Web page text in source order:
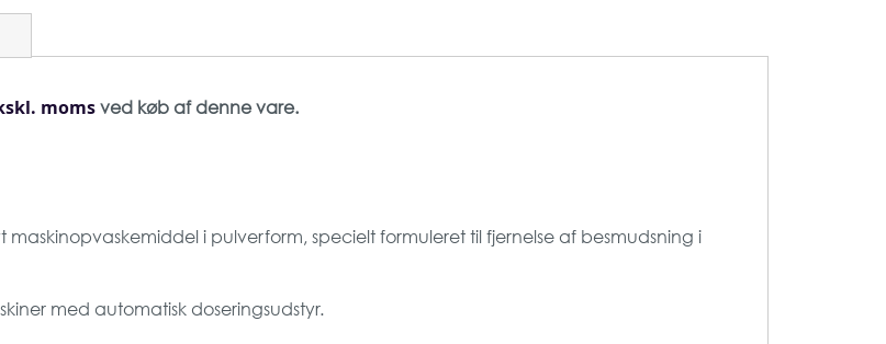
momsved køb af denne vare.
maskinopvaskemiddel i pulverform, specielt formuleret til fjernelse af besmudsning i
med automatisk doseringsudstyr.